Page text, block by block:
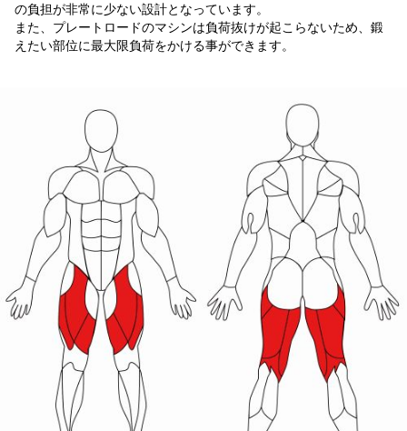
の負担が非常に少ない設計となっています。
また、プレートロードのマシンは負荷抜けが起こらないため、鍛
えたい部位に最大限負荷をかける事ができます。